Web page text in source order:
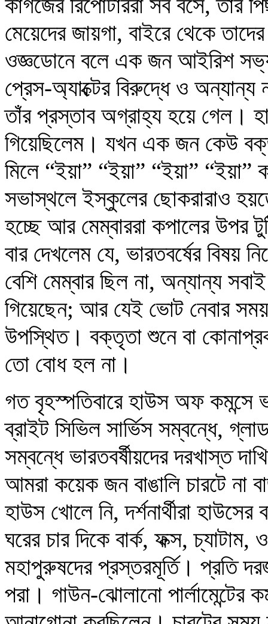
মেয়েদের জায়গা, বাইরে থেকে
ওজ্ঞডোনে বলে এক জন আইরিশ সভ্য
প্রেস-অ্যাক্টের বিরুদ্ধে ও অন্যান্য
তাঁর প্রস্তাব অগ্রাহ্য হয়ে গেল।
গিয়েছিলেম। যখন এক জন কেউ
মিলে “ইয়া” “ইয়া” “ইয়া” “ইয়া”
সভাস্থলে ইস্কুলের ছোকরারাও
হচ্ছে আর মেম্বাররা কপালের উপর
বার দেখলেম যে, ভারতবর্ষের
বেশি মেম্বার ছিল না, অন্যান্য
গিয়েছেন; আর যেই ভোট নেবার
উপস্থিত। বক্তৃতা শুনে বা
তো বোধ হল না।
গত বৃহস্পতিবারে হাউস অফ কমন্সে
ব্রাইট সিভিল সার্ভিস সম্বন্ধে,
সম্বন্ধে ভারতবর্ষীয়দের দরখাস্ত
আমরা কয়েক জন বাঙালি চারটে
হাউস খোলে নি, দর্শনার্থীরা
ঘরের চার দিকে বার্ক, ফক্স,
মহাপুরুষদের প্রস্তরমূর্তি। প্রতি
পরা। গাউন-ঝোলানো পার্লামেন্টের